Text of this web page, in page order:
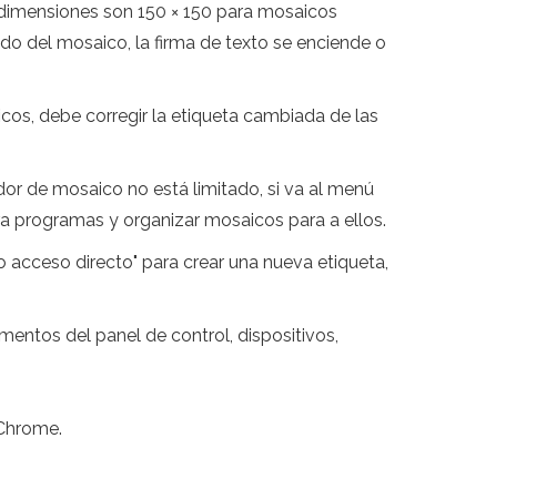
son 150 × 150 para mosaicos
del mosaico, la firma de texto se enciende o
debe corregir la etiqueta cambiada de las
de mosaico no está limitado, si va al menú
programas y organizar mosaicos para a ellos.
directo" para crear una nueva etiqueta,
del panel de control, dispositivos,